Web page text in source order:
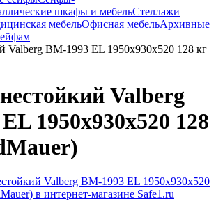
шкафы и мебельСтеллажи
мебельОфисная мебельАрхивные
Valberg BM-1993 EL 1950x930x520 128 кг
Valberg
1950x930x520 128